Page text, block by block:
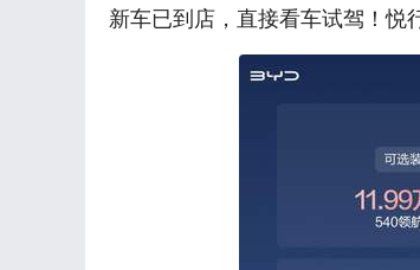
新车已到店，直接看车试驾！悦